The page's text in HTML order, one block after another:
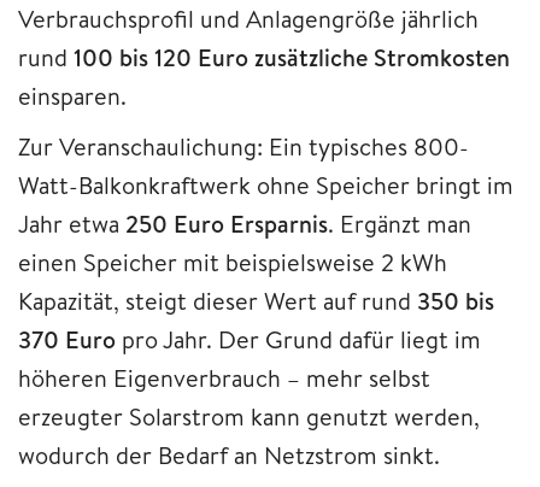
Verbrauchsprofil und Anlagengröße jährlich
rund 100 bis 120 Euro zusätzliche Stromkosten
einsparen.
Zur Veranschaulichung: Ein typisches 800-
Watt-Balkonkraftwerk ohne Speicher bringt im
Jahr etwa 250 Euro Ersparnis. Ergänzt man
einen Speicher mit beispielsweise 2 kWh
Kapazität, steigt dieser Wert auf rund 350 bis
370 Euro pro Jahr. Der Grund dafür liegt im
höheren Eigenverbrauch – mehr selbst
erzeugter Solarstrom kann genutzt werden,
wodurch der Bedarf an Netzstrom sinkt.